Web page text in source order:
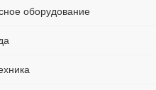
оборудование